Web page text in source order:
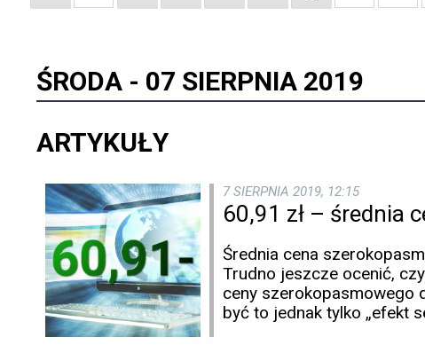
ŚRODA - 07 SIERPNIA 2019
ARTYKUŁY
7 SIERPNIA 2019, 12:15
60,91 zł – średnia
Średnia cena
Trudno jeszcze ocenić,
ceny szerokopasmowego
być to jednak tylko „efekt